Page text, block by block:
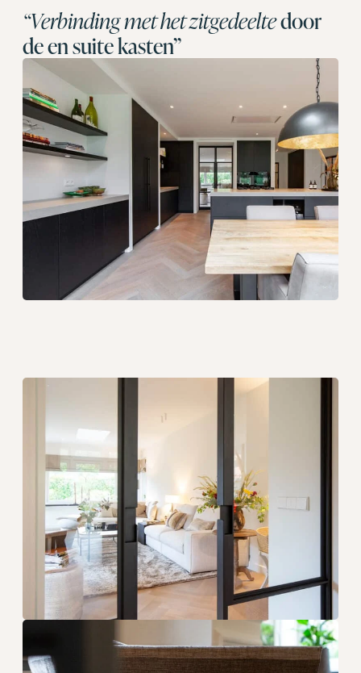
“Verbinding met het zitgedeeltedoor
de en suite kasten”